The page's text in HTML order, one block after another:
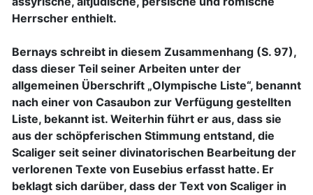
Herrscher enthielt.
Bernays schreibt in diesem Zusammenhang (S. 97),
dass dieser Teil seiner Arbeiten unter der
allgemeinen Überschrift „Olympische Liste“, benannt
nach einer von Casaubon zur Verfügung gestellten
Liste, bekannt ist. Weiterhin führt er aus, dass sie
aus der schöpferischen Stimmung entstand, die
Scaliger seit seiner divinatorischen Bearbeitung der
verlorenen Texte von Eusebius erfasst hatte. Er
beklagt sich darüber, dass der Text von Scaliger in